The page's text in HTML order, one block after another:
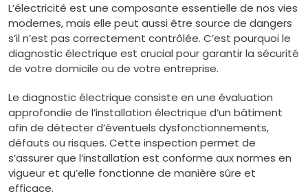
L’électricité est une composante essentielle de nos vies
modernes, mais elle peut aussi être source de dangers
s’il n’est pas correctement contrôlée. C’est pourquoi le
diagnostic électrique est crucial pour garantir la sécurité
de votre domicile ou de votre entreprise.
Le diagnostic électrique consiste en une évaluation
approfondie de l’installation électrique d’un bâtiment
afin de détecter d’éventuels dysfonctionnements,
défauts ou risques. Cette inspection permet de
s’assurer que l’installation est conforme aux normes en
vigueur et qu’elle fonctionne de manière sûre et
efficace.